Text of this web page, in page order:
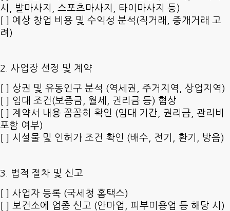
시, 발마사지, 스포츠마사지, 타이마사지 등)
[ ] 예상 창업 비용 및 수익성 분석(직거래, 중개거래 고
려)
2. 사업장 선정 및 계약
[ ] 상권 및 유동인구 분석 (역세권, 주거지역, 상업지역)
[ ] 임대 조건(보증금, 월세, 권리금 등) 협상
[ ] 계약서 내용 꼼꼼히 확인 (임대 기간, 권리금, 관리비
포함 여부)
[ ] 시설물 및 인허가 조건 확인 (배수, 전기, 환기, 방음)
3. 법적 절차 및 신고
[ ] 사업자 등록 (국세청 홈택스)
[ ] 보건소에 업종 신고 (안마업, 피부미용업 등 해당 시)